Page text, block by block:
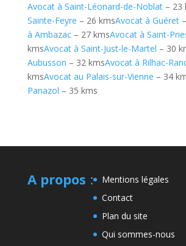
Avocat à Saint-Léonard-de-Noblat– 23
Sainte-Feyre – 26 kmsAvocat à Guéret
à Ambazac– 27 kmsAvocat à Saint-
kmsAvocat à Saint-Just-le-Martel – 30
Aubusson – 32 kmsAvocat à Rilhac-
kmsAvocat au Palais-sur-Vienne – 34
Panazol – 35 kms
A propos :
Mentions légales
Contact
Plan du site
Qui sommes-nous